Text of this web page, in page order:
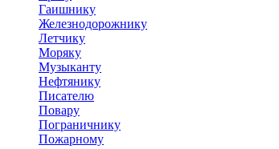
Гаишнику
Железнодорожнику
Летчику
Моряку
Музыканту
Нефтянику
Писателю
Повару
Пограничнику
Пожарному